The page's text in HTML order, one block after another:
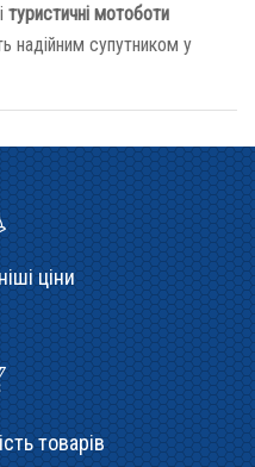
туристичні мотоботи
надійним супутником у
ціни
товарів